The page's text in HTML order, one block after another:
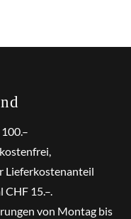
Lieferkostenanteil
CHF 15.–.
von Montag bis